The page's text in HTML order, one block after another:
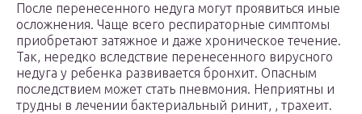
После перенесенного недуга могут проявиться иные
осложнения. Чаще всего респираторные симптомы
приобретают затяжное и даже хроническое течение.
Так, нередко вследствие перенесенного вирусного
недуга у ребенка развивается бронхит. Опасным
последствием может стать пневмония. Неприятны и
трудны в лечении бактериальный ринит, , трахеит.